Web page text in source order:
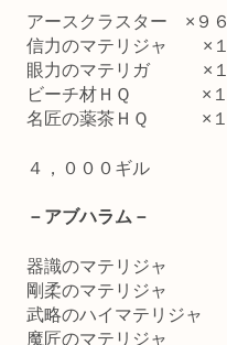
アースクラスター ×９６
信力のマテリジャ ×１
眼力のマテリガ ×１
ビーチ材ＨＱ ×１
名匠の薬茶ＨＱ ×１
４，０００ギル
－アブハラム－
器識のマテリジャ
剛柔のマテリジャ
武略のハイマテリジャ
魔匠のマテリジャ